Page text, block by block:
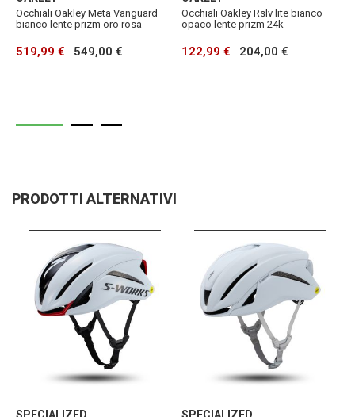
Occhiali Oakley Meta Vanguard
bianco lente prizm oro rosa
519,99 € 549,00 €
Occhiali Oakley Rslv lite bianco
opaco lente prizm 24k
122,99 € 204,00 €
PRODOTTI ALTERNATIVI
SPECIALIZED SPECIALIZED